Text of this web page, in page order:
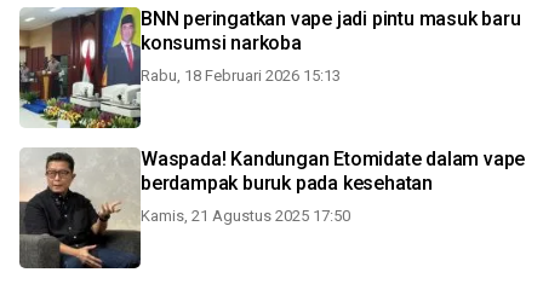
BNN peringatkan vape jadi pintu masuk baru
konsumsi narkoba
Rabu, 18 Februari 2026 15:13
Waspada! Kandungan Etomidate dalam vape
berdampak buruk pada kesehatan
Kamis, 21 Agustus 2025 17:50